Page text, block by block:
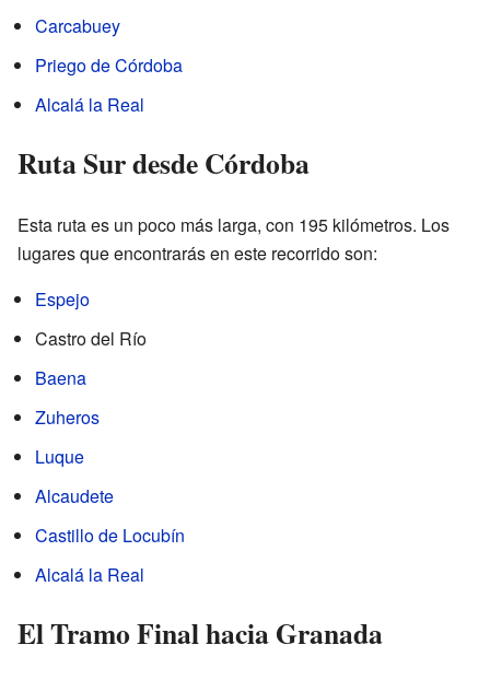
Carcabuey
Priego de Córdoba
Alcalá la Real
Ruta Sur desde Córdoba
Esta ruta es un poco más larga, con 195 kilómetros. Los
lugares que encontrarás en este recorrido son:
Espejo
Castro del Río
Baena
Zuheros
Luque
Alcaudete
Castillo de Locubín
Alcalá la Real
El Tramo Final hacia Granada